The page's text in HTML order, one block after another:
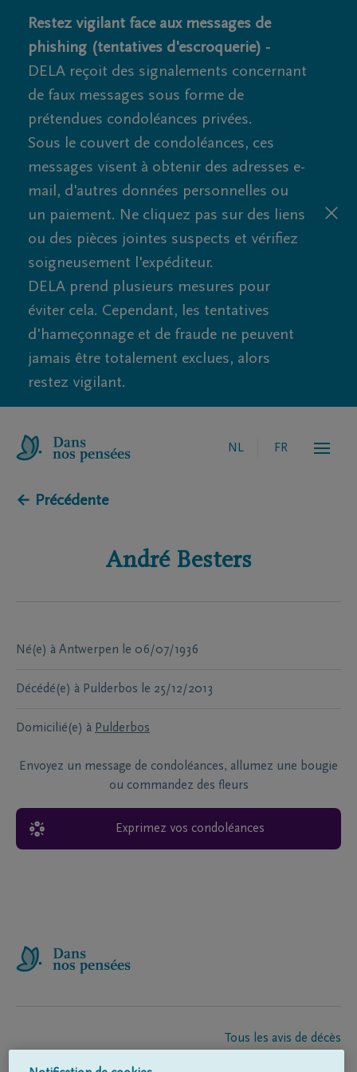
Restez vigilant face aux messages de
phishing (tentatives d'escroquerie) -
DELA reçoit des signalements concernant
de faux messages sous forme de
prétendues condoléances privées.
Sous le couvert de condoléances, ces
messages visent à obtenir des adresses e-
mail, d'autres données personnelles ou
un paiement. Ne cliquez pas sur des liens
ou des pièces jointes suspects et vérifiez
soigneusement l'expéditeur.
DELA prend plusieurs mesures pour
éviter cela. Cependant, les tentatives
d'hameçonnage et de fraude ne peuvent
jamais être totalement exclues, alors
restez vigilant.
NL FR
← Précédente
André Besters
Né(e) à Antwerpen le 06/07/1936
Décédé(e) à Pulderbos le 25/12/2013
Domicilié(e) à Pulderbos
Envoyez un message de condoléances, allumez une bougie
ou commandez des fleurs
Exprimez vos condoléances
Tous les avis de décès